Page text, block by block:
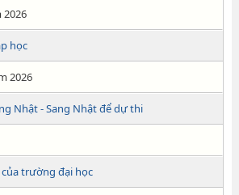
2026
học
2026
Nhật - Sang Nhật để dự thi
trường đại học